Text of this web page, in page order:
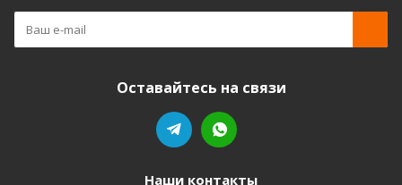
Оставайтесь на связи
Наши контакты